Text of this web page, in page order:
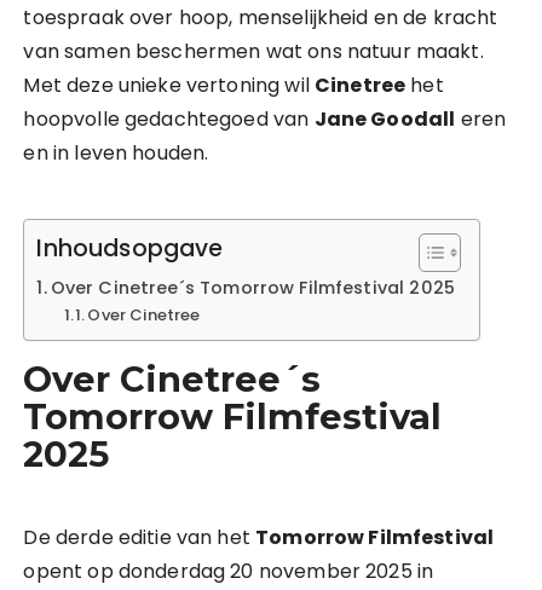
toespraak over hoop, menselijkheid en de kracht
van samen beschermen wat ons natuur maakt.
Met deze unieke vertoning wil Cinetree het
hoopvolle gedachtegoed van Jane Goodall eren
en in leven houden.
Inhoudsopgave
Over Cinetree´s Tomorrow Filmfestival 2025
Over Cinetree
Over Cinetree´s
Tomorrow Filmfestival
2025
De derde editie van het Tomorrow Filmfestival
opent op donderdag 20 november 2025 in